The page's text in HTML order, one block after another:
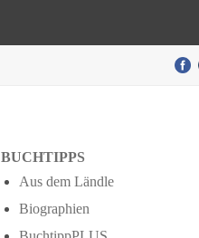
BUCHTIPPS
Aus dem Ländle
Biographien